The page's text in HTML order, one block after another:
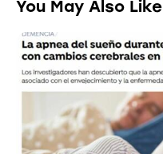
You May Also Like